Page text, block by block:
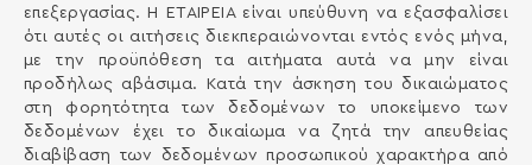
επεξεργασίας. Η ΕΤΑΙΡΕΙΑ είναι υπεύθυνη να εξασφαλίσει
ότι αυτές οι αιτήσεις διεκπεραιώνονται εντός ενός μήνα,
με την προϋπόθεση τα αιτήματα αυτά να μην είναι
προδήλως αβάσιμα. Κατά την άσκηση του δικαιώματος
στη φορητότητα των δεδομένων το υποκείμενο των
δεδομένων έχει το δικαίωμα να ζητά την απευθείας
διαβίβαση των δεδομένων προσωπικού χαρακτήρα από